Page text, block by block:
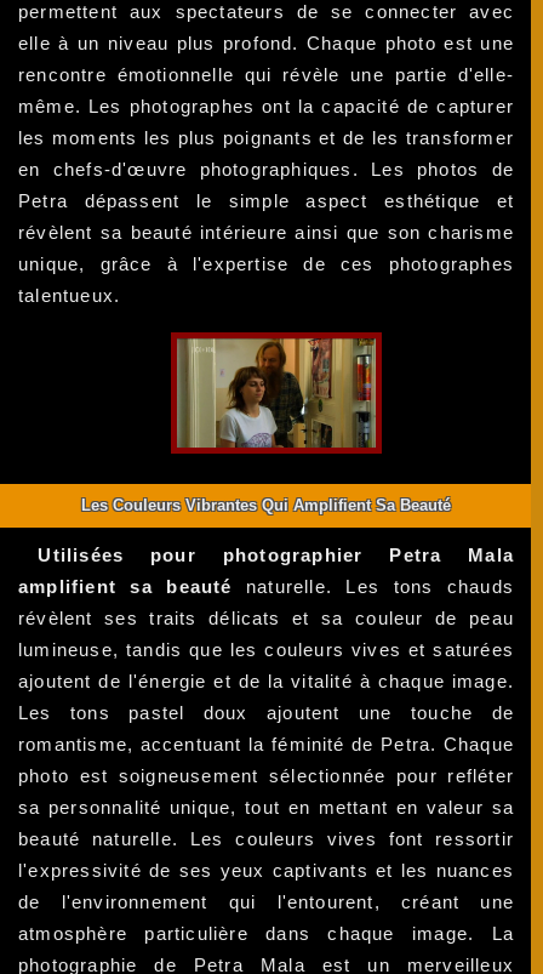
permettent aux spectateurs de se connecter avec
elle à un niveau plus profond. Chaque photo est une
rencontre émotionnelle qui révèle une partie d'elle-
même. Les photographes ont la capacité de capturer
les moments les plus poignants et de les transformer
en chefs-d'œuvre photographiques. Les photos de
Petra dépassent le simple aspect esthétique et
révèlent sa beauté intérieure ainsi que son charisme
unique, grâce à l'expertise de ces photographes
talentueux.
Les Couleurs Vibrantes Qui Amplifient Sa Beauté
Utilisées pour photographier Petra Mala
amplifient sa beauté naturelle. Les tons chauds
révèlent ses traits délicats et sa couleur de peau
lumineuse, tandis que les couleurs vives et saturées
ajoutent de l'énergie et de la vitalité à chaque image.
Les tons pastel doux ajoutent une touche de
romantisme, accentuant la féminité de Petra. Chaque
photo est soigneusement sélectionnée pour refléter
sa personnalité unique, tout en mettant en valeur sa
beauté naturelle. Les couleurs vives font ressortir
l'expressivité de ses yeux captivants et les nuances
de l'environnement qui l'entourent, créant une
atmosphère particulière dans chaque image. La
photographie de Petra Mala est un merveilleux